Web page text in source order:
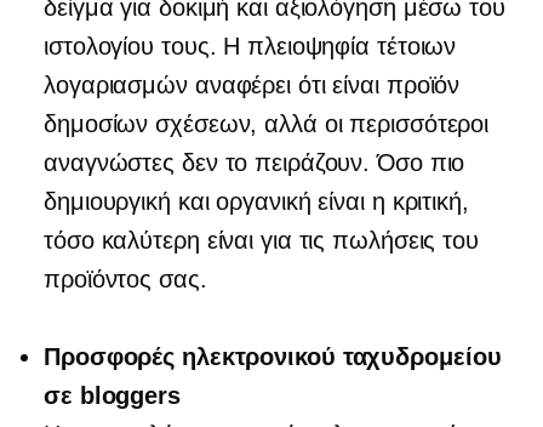
δείγμα για δοκιμή και αξιολόγηση μέσω του
ιστολογίου τους. Η πλειοψηφία τέτοιων
λογαριασμών αναφέρει ότι είναι προϊόν
δημοσίων σχέσεων, αλλά οι περισσότεροι
αναγνώστες δεν το πειράζουν. Όσο πιο
δημιουργική και οργανική είναι η κριτική,
τόσο καλύτερη είναι για τις πωλήσεις του
προϊόντος σας.
Προσφορές ηλεκτρονικού ταχυδρομείου
σε bloggers